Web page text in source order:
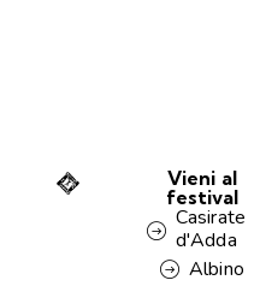
Vieni al
festival
Casirate
d'Adda
Albino